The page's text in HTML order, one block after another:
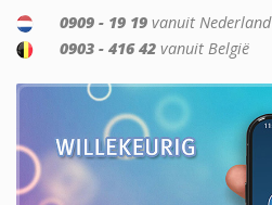
0909 - 19 19 vanuit Nederland
0903 - 416 42 vanuit België